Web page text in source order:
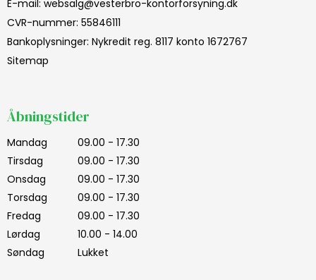
E-mail: websalg@vesterbro-kontorforsyning.dk
CVR-nummer: 55846111
Bankoplysninger: Nykredit reg. 8117 konto 1672767
Sitemap
Åbningstider
Mandag
09.00 - 17.30
Tirsdag
09.00 - 17.30
Onsdag
09.00 - 17.30
Torsdag
09.00 - 17.30
Fredag
09.00 - 17.30
Lørdag
10.00 - 14.00
Søndag
Lukket